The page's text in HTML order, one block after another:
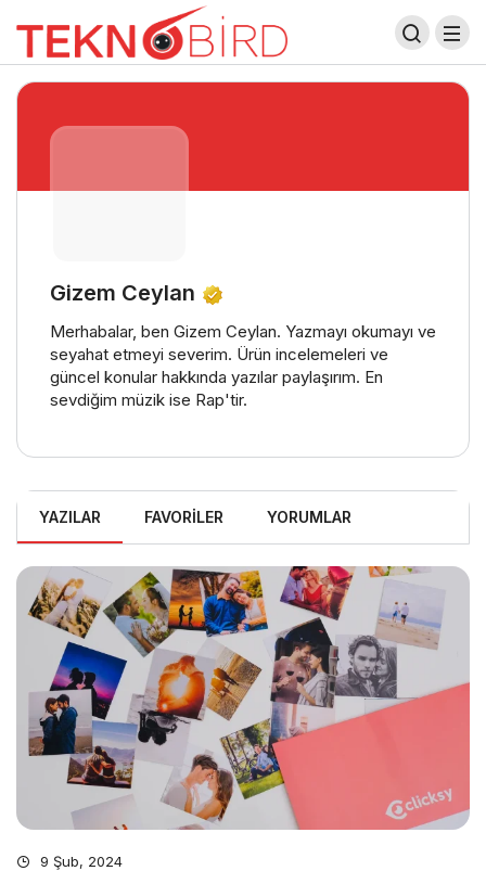
Gizem Ceylan
Merhabalar, ben Gizem Ceylan. Yazmayı okumayı ve
seyahat etmeyi severim. Ürün incelemeleri ve
güncel konular hakkında yazılar paylaşırım. En
sevdiğim müzik ise Rap'tir.
YAZILAR FAVORILER YORUMLAR
9 Şub, 2024